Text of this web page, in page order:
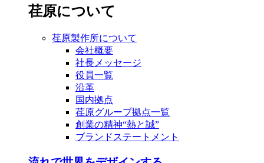
荏原について
荏原製作所について
会社概要
社長メッセージ
役員一覧
沿革
国内拠点
荏原グループ拠点一覧
創業の精神“熱と誠”
ブランドステートメント